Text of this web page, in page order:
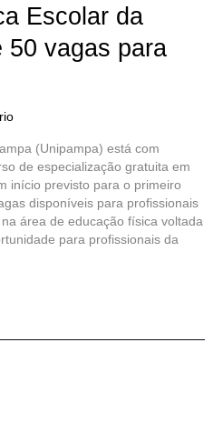
Escolar da
50 vagas para
(Unipampa) está com
de especialização gratuita em
início previsto para o primeiro
disponíveis para profissionais
área de educação física voltada
para profissionais da